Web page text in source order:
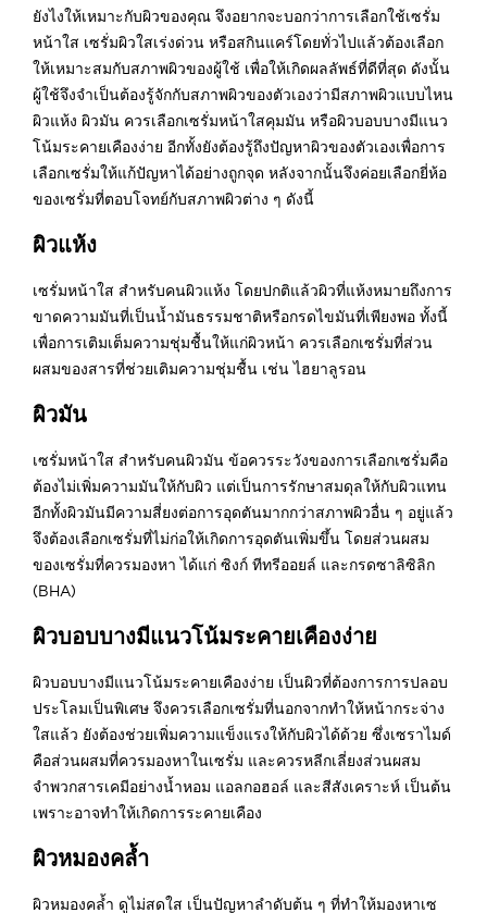
ยังไงให้เหมาะกับผิวของคุณ จึงอยากจะบอกว่าการเลือกใช้เซรั่ม
หน้าใส เซรั่มผิวใสเร่งด่วน หรือสกินแคร์โดยทั่วไปแล้วต้องเลือก
ให้เหมาะสมกับสภาพผิวของผู้ใช้ เพื่อให้เกิดผลลัพธ์ที่ดีที่สุด ดังนั้น
ผู้ใช้จึงจำเป็นต้องรู้จักกับสภาพผิวของตัวเองว่ามีสภาพผิวแบบไหน
ผิวแห้ง ผิวมัน ควรเลือกเซรั่มหน้าใสคุมมัน หรือผิวบอบบางมีแนว
โน้มระคายเคืองง่าย อีกทั้งยังต้องรู้ถึงปัญหาผิวของตัวเองเพื่อการ
เลือกเซรั่มให้แก้ปัญหาได้อย่างถูกจุด หลังจากนั้นจึงค่อยเลือกยี่ห้อ
ของเซรั่มที่ตอบโจทย์กับสภาพผิวต่าง ๆ ดังนี้
ผิวแห้ง
เซรั่มหน้าใส สำหรับคนผิวแห้ง โดยปกติแล้วผิวที่แห้งหมายถึงการ
ขาดความมันที่เป็นน้ำมันธรรมชาติหรือกรดไขมันที่เพียงพอ ทั้งนี้
เพื่อการเติมเต็มความชุ่มชื้นให้แก่ผิวหน้า ควรเลือกเซรั่มที่ส่วน
ผสมของสารที่ช่วยเติมความชุ่มชื้น เช่น ไฮยาลูรอน
ผิวมัน
เซรั่มหน้าใส สำหรับคนผิวมัน ข้อควรระวังของการเลือกเซรั่มคือ
ต้องไม่เพิ่มความมันให้กับผิว แต่เป็นการรักษาสมดุลให้กับผิวแทน
อีกทั้งผิวมันมีความสี่ยงต่อการอุดตันมากกว่าสภาพผิวอื่น ๆ อยู่แล้ว
จึงต้องเลือกเซรั่มที่ไม่ก่อให้เกิดการอุดตันเพิ่มขึ้น โดยส่วนผสม
ของเซรั่มที่ควรมองหา ได้แก่ ซิงก์ ทีทรีออยล์ และกรดซาลิซิลิก
(BHA)
ผิวบอบบางมีแนวโน้มระคายเคืองง่าย
ผิวบอบบางมีแนวโน้มระคายเคืองง่าย เป็นผิวที่ต้องการการปลอบ
ประโลมเป็นพิเศษ จึงควรเลือกเซรั่มที่นอกจากทำให้หน้ากระจ่าง
ใสแล้ว ยังต้องช่วยเพิ่มความแข็งแรงให้กับผิวได้ด้วย ซึ่งเซราไมด์
คือส่วนผสมที่ควรมองหาในเซรั่ม และควรหลีกเลี่ยงส่วนผสม
จำพวกสารเคมีอย่างน้ำหอม แอลกอฮอล์ และสีสังเคราะห์ เป็นต้น
เพราะอาจทำให้เกิดการระคายเคือง
ผิวหมองคล้ำ
ผิวหมองคล้ำ ดูไม่สดใส เป็นปัญหาลำดับต้น ๆ ที่ทำให้มองหาเซ